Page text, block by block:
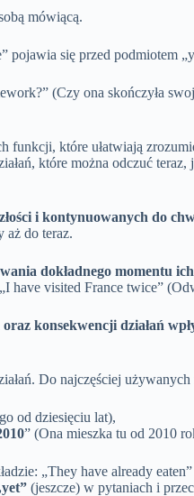
mówiącą.
pojawia się przed podmiotem
(Czy ona skończyła
funkcji, które ułatwiają
które można odczuć
i kontynuowanych do
aż do teraz.
dokładnego momentu
visited France twice”
konsekwencji działań
Do najczęściej używanych
od dziesięciu lat),
” (Ona mieszka tu od 2010
„They have already
(jeszcze) w pytaniach i